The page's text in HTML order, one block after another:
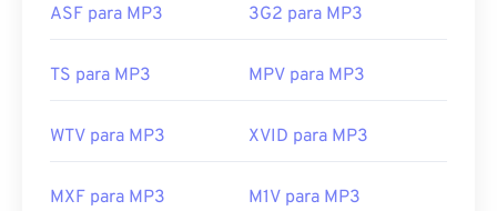
felizmente agora está desativado e não representa
Desenvolvido por:
Moving Pictures
Links úteis:
ASF para MP3 3G2 para MP3
TS para MP3 MPV para MP3
WTV para MP3 XVID para MP3
MXF para MP3 M1V para MP3